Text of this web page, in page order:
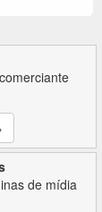
de mídia